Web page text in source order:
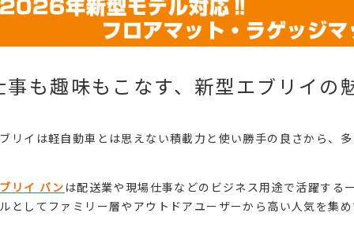
事も趣味もこなす、新型エブリイの
リイは軽自動車とは思えない積載力と使い勝手の良さから、
リイ バン は配送業や現場仕事などのビジネス用途で活躍する
としてファミリー層やアウトドアユーザーから高い人気を集